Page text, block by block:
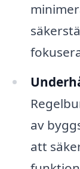
av
att